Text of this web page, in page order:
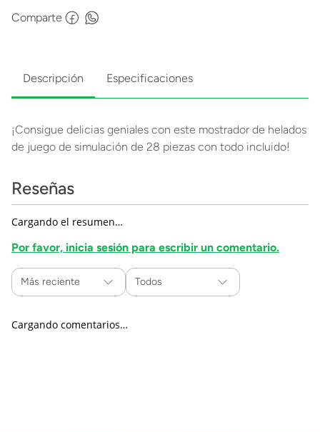
Comparte
Descripción Especificaciones
¡Consigue delicias geniales con este mostrador de helados
de juego de simulación de 28 piezas con todo incluido!
Reseñas
Cargando el resumen…
Por favor, inicia sesión para escribir un comentario.
Más reciente Todos
Cargando comentarios…